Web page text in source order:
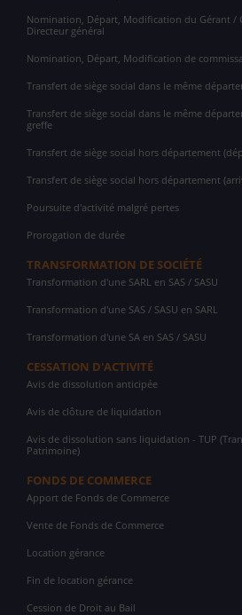
Nomination, Départ, Modification du Gérant /
Directeur général
Nomination, Départ, Modification de
Transfert de siège social dans le même
Transfert de siège social dans le même
greffe
Transfert de siège social hors département
Transfert de siège social hors département
Poursuite d'activité malgré pertes
Prorogation de durée
TRANSFORMATION DE SOCIÉTÉ
Transformation d'une SARL en SAS / SASU
Transformation d'une SAS / SASU en SARL
Transformation d'une SA en SAS / SASU
CESSATION D'ACTIVITÉ
Avis de dissolution anticipée
Avis de clôture de liquidation
Avis de dissolution sans liquidation - TUP
Patrimoine)
FONDS DE COMMERCE
Apport de Fonds de Commerce
Vente de Fonds de Commerce
Location gérance
Fin de location gérance
Cession de Droit au Bail